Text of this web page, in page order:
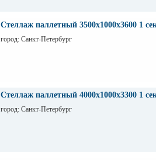
Стеллаж паллетный 3500х1000х3600 1
город: Санкт-Петербург
Стеллаж паллетный 4000х1000х3300 1
город: Санкт-Петербург